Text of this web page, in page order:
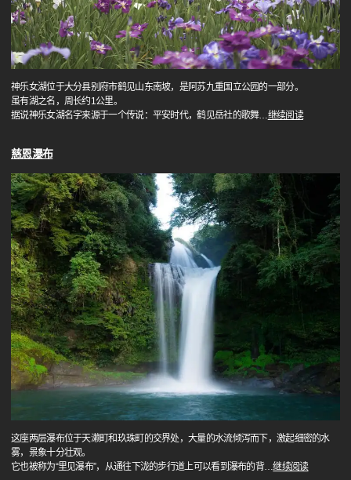
神乐女湖位于大分县别府市鹤见山东南坡，是阿苏九重国立公园的一部分。
虽有湖之名，周长约1公里。
据说神乐女湖名字来源于一个传说：平安时代，鹤见岳社的歌舞…继续阅读
慈恩瀑布
这座两层瀑布位于天濑町和玖珠町的交界处，大量的水流倾泻而下，激起细密的水
雾，景象十分壮观。
它也被称为“里见瀑布”，从通往下泷的步行道上可以看到瀑布的背…继续阅读